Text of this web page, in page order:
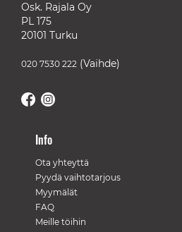
Osk. Rajala Oy
PL 175
20101 Turku
020 7530 222 (Vaihde)
Info
Ota yhteyttä
Pyydä vaihtotarjous
Myymälät
FAQ
Meille töihin